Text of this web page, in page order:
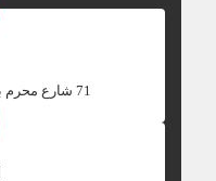
‎71 شارع محرم بك - محرم بك. الاسكندريه